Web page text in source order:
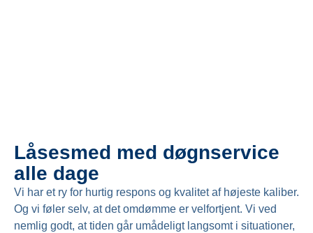
Låsesmed med døgnservice
alle dage
Vi har et ry for hurtig respons og kvalitet af højeste kaliber.
Og vi føler selv, at det omdømme er velfortjent. Vi ved
nemlig godt, at tiden går umådeligt langsomt i situationer,